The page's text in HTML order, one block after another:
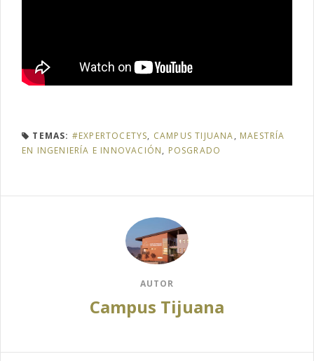
TEMAS: #EXPERTOCETYS, CAMPUS TIJUANA, MAESTRÍA
EN INGENIERÍA E INNOVACIÓN, POSGRADO
AUTOR
Campus Tijuana